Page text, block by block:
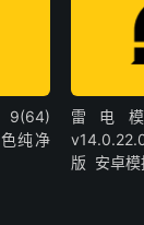
纯净
雷电
版 安卓模